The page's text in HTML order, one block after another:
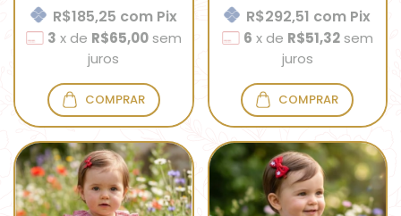
R$185,25 com Pix
3 x de R$65,00 sem
juros
COMPRAR
R$292,51 com Pix
6 x de R$51,32 sem
juros
COMPRAR